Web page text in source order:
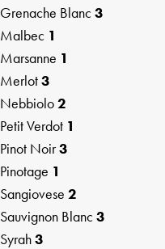
Grenache Blanc3
Malbec 1
Marsanne 1
Merlot3
Nebbiolo2
Petit Verdot 1
Pinot Noir3
Pinotage 1
Sangiovese 2
Sauvignon Blanc3
Syrah3